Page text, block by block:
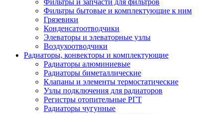
Фильтры и запчасти для фильтров
Фильтры бытовые и комплектующие к ним
Грязевики
Конденсатоотводчики
Элеваторы и элеваторные узлы
Воздухоотводчики
Радиаторы, конвекторы и комплектующие
Радиаторы алюминиевые
Радиаторы биметаллические
Клапаны и элементы термостатические
Узлы подключения для радиаторов
Регистры отопительные РГТ
Радиаторы чугунные